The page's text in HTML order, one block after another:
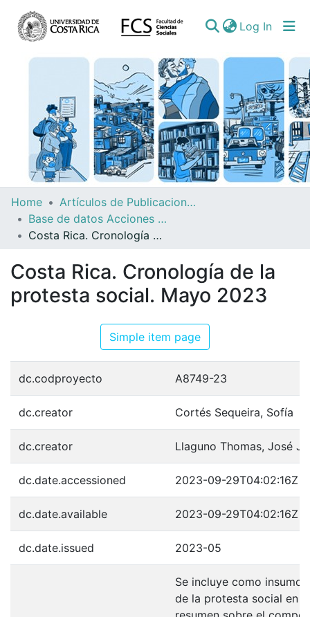
Log In
Communities
Collections
All of DSpace
Statistics
Home
Artículos de Publicaciones Períodicas
Base de datos Acciones Colectivas (Infogramas y cronologías)
Costa Rica. Cronología de la protesta social. Mayo 2023
Costa Rica. Cronología de la
protesta social. Mayo 2023
Simple item page
dc.codproyecto A8749-23
dc.creator Cortés Sequeira, Sofía
dc.creator Llaguno Thomas, José
dc.date.accessioned 2023-09-29T04:02:16Z
dc.date.available 2023-09-29T04:02:16Z
dc.date.issued 2023-05
Se incluye como insumo
de la protesta social en